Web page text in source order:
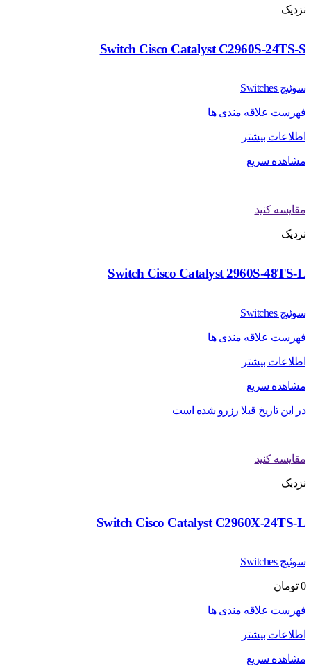
نزدیک
Switch Cisco Catalyst C2960S-24TS-S
سوئیچ Switches
فهرست علاقه مندی ها
اطلاعات بیشتر
مشاهده سریع
مقایسه کنید
نزدیک
Switch Cisco Catalyst 2960S-48TS-L
سوئیچ Switches
فهرست علاقه مندی ها
اطلاعات بیشتر
مشاهده سریع
در این تاریخ قبلا رزرو شده است
مقایسه کنید
نزدیک
Switch Cisco Catalyst C2960X-24TS-L
سوئیچ Switches
0 تومان
فهرست علاقه مندی ها
اطلاعات بیشتر
مشاهده سریع